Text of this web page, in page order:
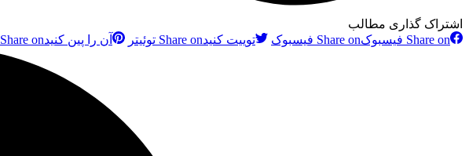
اشتراک گذاری مطالب
Share on فیسبوک
Share on فیسبوک توییت کنیدShare on توئیتر آن را پین کنیدShare on پینترست